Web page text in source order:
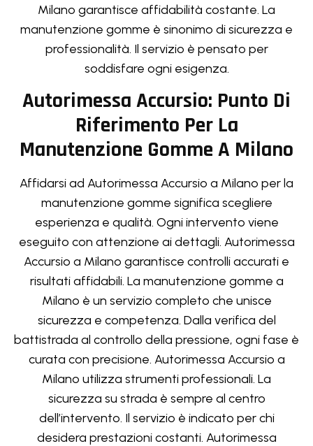
Milano garantisce affidabilità costante. La
manutenzione gomme è sinonimo di sicurezza e
professionalità. Il servizio è pensato per
soddisfare ogni esigenza.
Autorimessa Accursio: Punto Di
Riferimento Per La
Manutenzione Gomme A Milano
Affidarsi ad Autorimessa Accursio a Milano per la
manutenzione gomme significa scegliere
esperienza e qualità. Ogni intervento viene
eseguito con attenzione ai dettagli. Autorimessa
Accursio a Milano garantisce controlli accurati e
risultati affidabili. La manutenzione gomme a
Milano è un servizio completo che unisce
sicurezza e competenza. Dalla verifica del
battistrada al controllo della pressione, ogni fase è
curata con precisione. Autorimessa Accursio a
Milano utilizza strumenti professionali. La
sicurezza su strada è sempre al centro
dell’intervento. Il servizio è indicato per chi
desidera prestazioni costanti. Autorimessa